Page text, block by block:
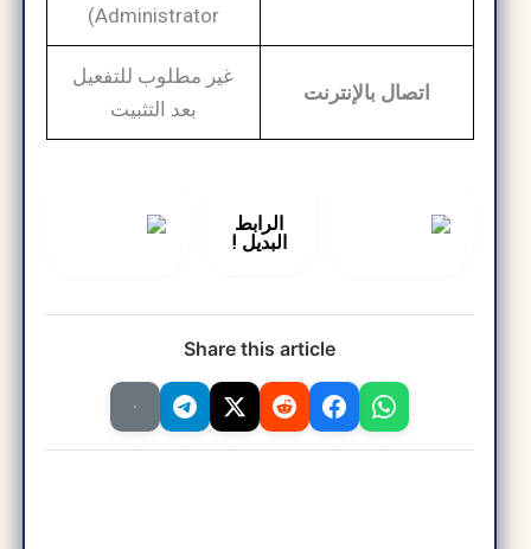
Administrator)
اتصال بالإنترنت
غير مطلوب للتفعيل
بعد التثبيت
الرابط
البديل !
Share this article